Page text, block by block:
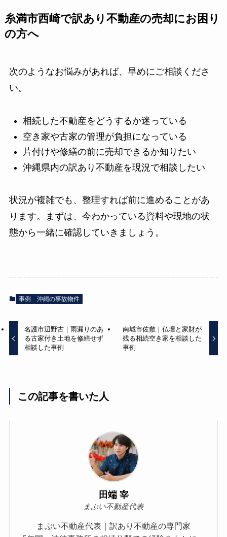
糸満市西崎で訳あり不動産の売却にお困り
の方へ
次のようなお悩みがあれば、早めにご相談くださ
い。
相続した不動産をどうするか迷っている
空き家や古家の管理が負担になっている
片付けや修繕の前に売却できるか知りたい
沖縄県内の訳あり不動産を現況で相談したい
状況が複雑でも、整理すれば前に進めることがあ
ります。まずは、今わかっている資料や現地の状
態から一緒に確認していきましょう。
事例 沖縄の事故物件
名護市辺野古｜雨漏りのあ
る古家付き土地を修繕せず
相談した事例
南城市佐敷｜仏壇と家財が
残る相続空き家を相談した
事例
この記事を書いた人
田端 宰
まぶい不動産代表
まぶい不動産代表｜訳あり不動産の専門家